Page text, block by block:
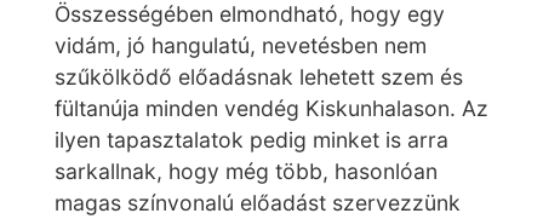
Összességében elmondható, hogy egy
vidám, jó hangulatú, nevetésben nem
szűkölködő előadásnak lehetett szem és
fültanúja minden vendég Kiskunhalason. Az
ilyen tapasztalatok pedig minket is arra
sarkallnak, hogy még több, hasonlóan
magas színvonalú előadást szervezzünk